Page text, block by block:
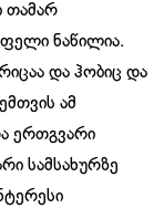
თამარ
ნაწილია.
და ჰობიც და
ამ
ერთგვარი
სამსახურზე